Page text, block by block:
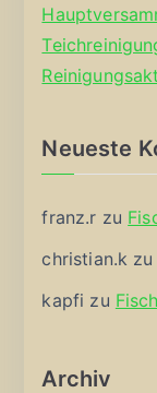
Neueste
franz.r zu
christian.k zu
kapfi zu
Archiv